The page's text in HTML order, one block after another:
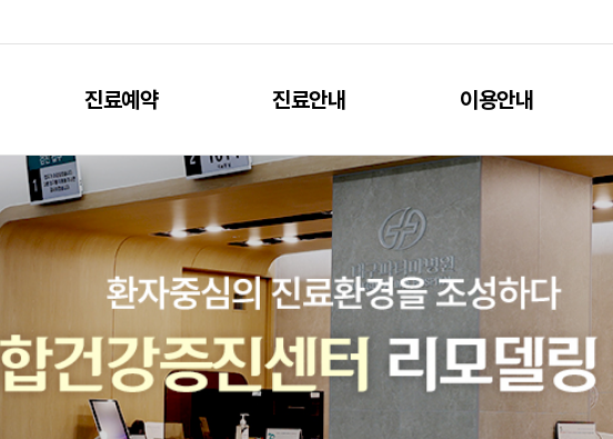
진료예약 진료안내 이용안내